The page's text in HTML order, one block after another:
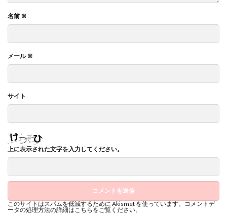
名前 ※
メール※
サイト
上に表示された文字を入力してください。
このサイトはスパムを低減するために Akismet を使っています。コメントデ
ータの処理方法の詳細はこちらをご覧ください。